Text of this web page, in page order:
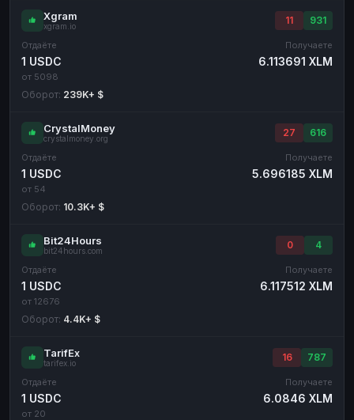
Xgram
xgram.io
11 931
Отдаёте
1 USDC
от 5098
Получаете
6.113691 XLM
Оборот: 239K+ $
CrystalMoney
crystalmoney.org
27 616
Отдаёте
1 USDC
от 54
Получаете
5.696185 XLM
Оборот: 10.3K+ $
Bit24Hours
bit24hours.com
0 4
Отдаёте
1 USDC
от 12676
Получаете
6.117512 XLM
Оборот: 4.4K+ $
TarifEx
tarifex.io
16 787
Отдаёте
1 USDC
от 20
Получаете
6.0846 XLM